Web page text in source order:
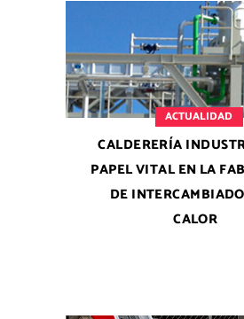
ACTUALIDAD
CALDERERÍA
PAPEL VITAL EN LA
DE
CALOR